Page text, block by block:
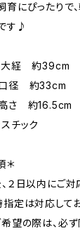
育にぴったりで
す♪
大経 約39cm
約33cm
16.5cm
チック
＊
、２日以内にご
指定は対応して
希望の際は、必